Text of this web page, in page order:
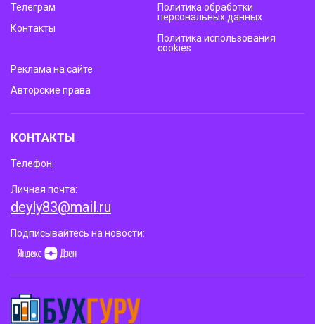
Телеграм
Контакты
Политика обработки
персональных данных
Политика использования
cookies
Реклама на сайте
Авторские права
КОНТАКТЫ
Телефон:
Личная почта:
deyly83@mail.ru
Подписывайтесь на новости: